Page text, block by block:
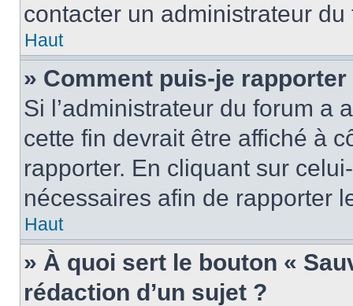
contacter un administrateur du
Haut
» Comment puis-je
Si l’administrateur du forum a
cette fin devrait être affiché à
rapporter. En cliquant sur
nécessaires afin de rapporter
Haut
» À quoi sert le bouton «
rédaction d’un sujet ?